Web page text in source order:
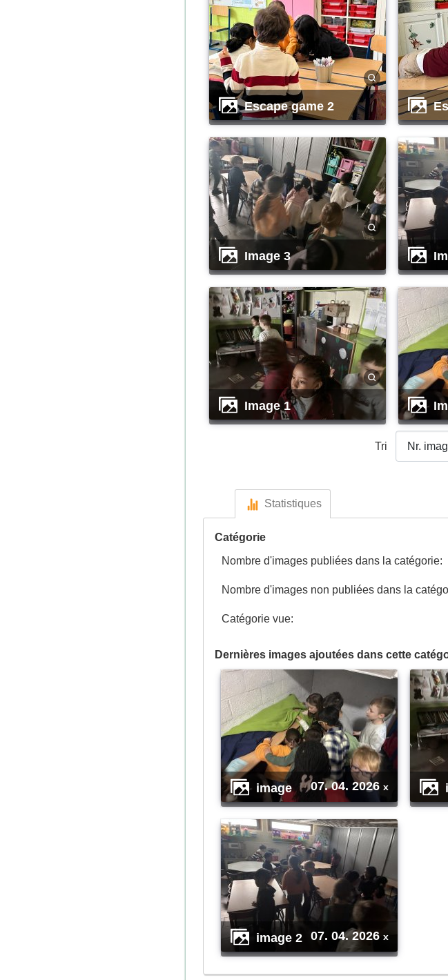
escape game 2
image 3
image 1
Tri
Statistiques
Catégorie
Nombre d'images publiées dans la catégorie:
Nombre d'images non publiées dans la
Catégorie vue:
Dernières images ajoutées dans cette
image 07. 04. 2026 x
image 2 07. 04. 2026 x